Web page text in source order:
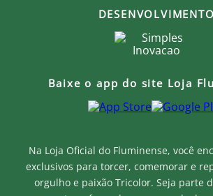
Na Loja Oficial do Fluminense, você
exclusivos para torcer, comemorar e
orgulho e paixão Tricolor. Seja parte
DESENVOLVIMENTO
Baixe o app do site Loja